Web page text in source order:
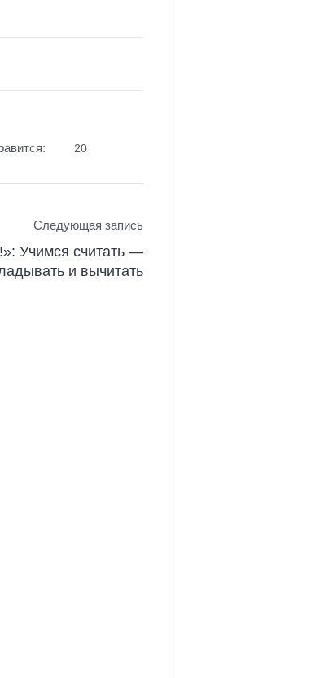
20
Следующая запись
Учимся считать —
и вычитать